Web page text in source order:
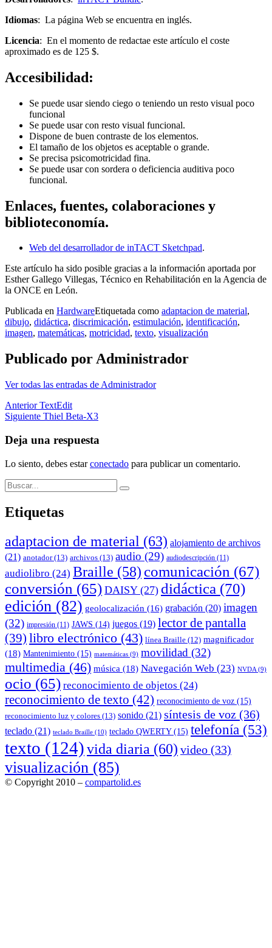
Idiomas: La página Web se encuentra en inglés.
Licencia: En el momento de redactae este artículo el coste
aproximado es de 125 $.
Accesibilidad:
Se puede usar siendo ciego o teniendo un resto visual poco
funcional
Se puede usar con resto visual funcional.
Dispone de buen contraste de los elementos.
El tamaño de los objetos es aceptable o grande.
Se precisa psicomotricidad fina.
Se puede usar con sordera o deficiencia auditiva poco
funcional.
Enlaces, fuentes, colaboraciones y
biblioteconomía.
Web del desarrollador de inTACT Sketchpad.
Este artículo ha sido posible gracias a la información aportada por
Esther Gallego Villegas, Técnico en Rehabilitación en la Agencia de
la ONCE en León.
Publicada en HardwareEtiquetada como adaptacion de material,
dibujo, didáctica, discrimicación, estimulación, identificación,
imagen, matemáticas, motricidad, texto, visualización
Publicado porAdministrador
Ver todas las entradas de Administrador
Navegación
de
entradas
Anterior TextEdit
Siguiente Thiel Beta-X3
Deja una respuesta
Lo siento, debes estarconectado para publicar un comentario.
Buscar:
Buscar
Etiquetas
adaptacion de material (63) alojamiento de archivos
(21) anotador(13) archivos (13) audio (29) audiodescripción (11)
audiolibro (24) Braille (58) comunicación (67)
conversión (65) DAISY(27) didáctica (70)
edición (82) geolocalización (16) grabación (20) imagen
(32) impresión (11) JAWS (14) juegos (19) lector de pantalla
(39) libro electrónico (43) línea Braille (12) magnificador
(18) Mantenimiento (15) matemáticas (9) movilidad (32)
multimedia (46) música (18) Navegación Web (23) NVDA (9)
ocio (65) reconocimiento de objetos (24)
reconocimiento de texto (42) reconocimiento de voz (15)
reconocimiento luz y colores (13) sonido (21) síntesis de voz (36)
teclado (21) teclado Braille (10) teclado QWERTY(15) telefonía (53)
texto (124)vida diaria (60) video (33)
visualización (85)
© Copyright 2010 – compartolid.es